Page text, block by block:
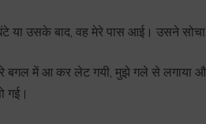
या उसके बाद, वह मेरे पास आई। उसने सोचा
बगल में आ कर लेट गयी, मुझे गले से लगाया और
गई।